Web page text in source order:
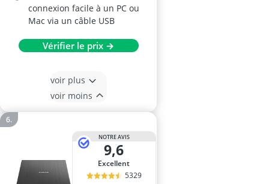
connexion facile à un PC ou
Mac via un câble USB
Vérifier le prix →
voir plus
voir moins
NOTRE AVIS
9,6
Excellent
5329